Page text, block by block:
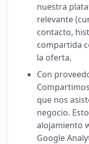
nuestra
relevante
contacto,
compartida
la oferta.
Con
que nos
negocio.
alojamiento
Google